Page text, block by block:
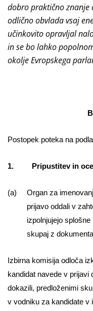
dobro praktično znanje
odlično obvlada vsaj
učinkovito opravljal
in se bo lahko
okolje Evropskega
Postopek poteka na
1. Pripustitev in
(a) Organ za
prijavo oddali v
izpolnjujejo
skupaj z
Izbirna komisija odloča
kandidat navede v prijavi
dokazili, predloženimi
v vodniku za kandidate v